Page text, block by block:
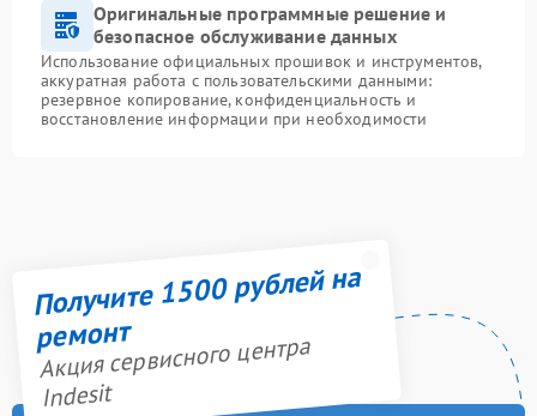
Оригинальные программные решение и
безопасное обслуживание данных
Использование официальных прошивок и инструментов,
аккуратная работа с пользовательскими данными:
резервное копирование, конфиденциальность и
восстановление информации при необходимости
Получите 1500 рублей на
ремонт
Акция сервисного центра
Indesit